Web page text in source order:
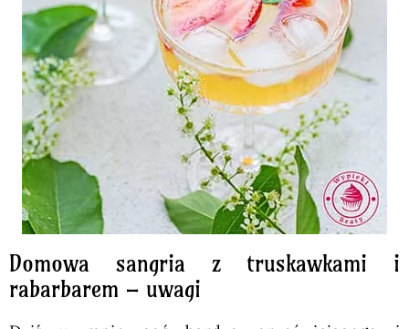
Domowa sangria z truskawkami i
rabarbarem – uwagi